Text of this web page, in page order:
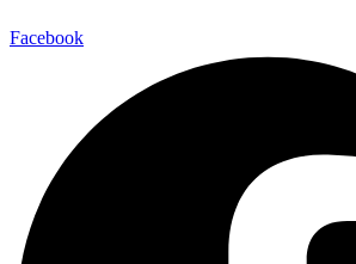
Facebook